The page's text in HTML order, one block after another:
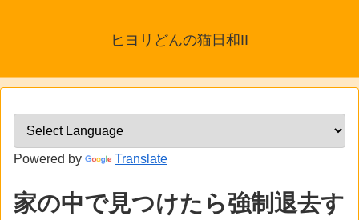
ヒヨリどんの猫日和II
Powered by Translate
家の中で見つけたら強制退去す